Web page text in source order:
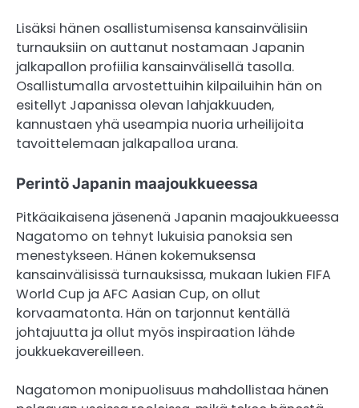
Lisäksi hänen osallistumisensa kansainvälisiin
turnauksiin on auttanut nostamaan Japanin
jalkapallon profiilia kansainvälisellä tasolla.
Osallistumalla arvostettuihin kilpailuihin hän on
esitellyt Japanissa olevan lahjakkuuden,
kannustaen yhä useampia nuoria urheilijoita
tavoittelemaan jalkapalloa urana.
Perintö Japanin maajoukkueessa
Pitkäaikaisena jäsenenä Japanin maajoukkueessa
Nagatomo on tehnyt lukuisia panoksia sen
menestykseen. Hänen kokemuksensa
kansainvälisissä turnauksissa, mukaan lukien FIFA
World Cup ja AFC Aasian Cup, on ollut
korvaamatonta. Hän on tarjonnut kentällä
johtajuutta ja ollut myös inspiraation lähde
joukkuekavereilleen.
Nagatomon monipuolisuus mahdollistaa hänen